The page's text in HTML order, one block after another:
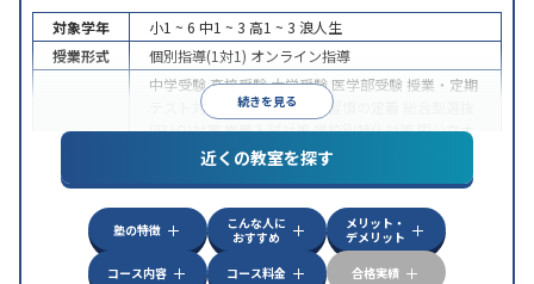
続きを見る
対象学年 小1 ~ 6 中1 ~ 3 高1 ~ 3 浪人生
授業形式
個別指導(1対1) オンライン指導
中学受験高校受験大学受験 医学部受験 授業・定期
テスト対策
内申点対策 学習習慣の定着
(旧AO)対策推薦入試対策学校別特化対策国公立大
私大対策共通テスト対策
英語・英会話特化
特徴
中高一貫校生に対応授業の振替可能 不登校生に対
オンライン対応 1科目から受講可能季節講習の
みの受講可
自習室あり
近くの教室を探す
塾の特徴
こんな人に
おすすめ
メリット・
デメリット
コース内容
コース料金 合格実績